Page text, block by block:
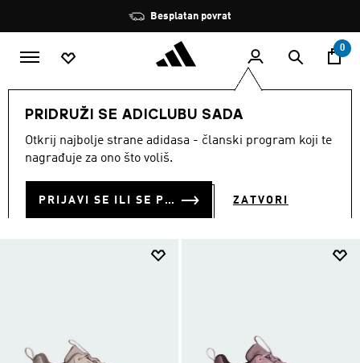
Zaustavi
rotaciju
Učlani se i ostvari 10 % popusta
0
PRIDRUŽI SE ADICLUBU SADA
Otkrij najbolje strane adidasa - članski program koji te
nagrađuje za ono što voliš.
PRIJAVI SE ILI SE PRIDRUŽI SADA ZATVORI
ŽENE Sportovi Trail trčanje Trail trčanje · Obuća
TRAIL TRČANJE · OBUĆA (29)